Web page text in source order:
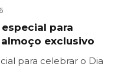
para
exclusivo
para celebrar o Dia